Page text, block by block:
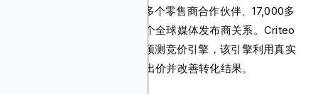
超过45亿个产品SKU、225多个零售商合作伙伴、17,000多
个全球客户的信任以及数千个全球媒体发布商关系。Criteo
的另一个优势是其AI驱动的预测竞价引擎，该引擎利用真实
购物行为和意图信号来优化出价并改善转化结果。